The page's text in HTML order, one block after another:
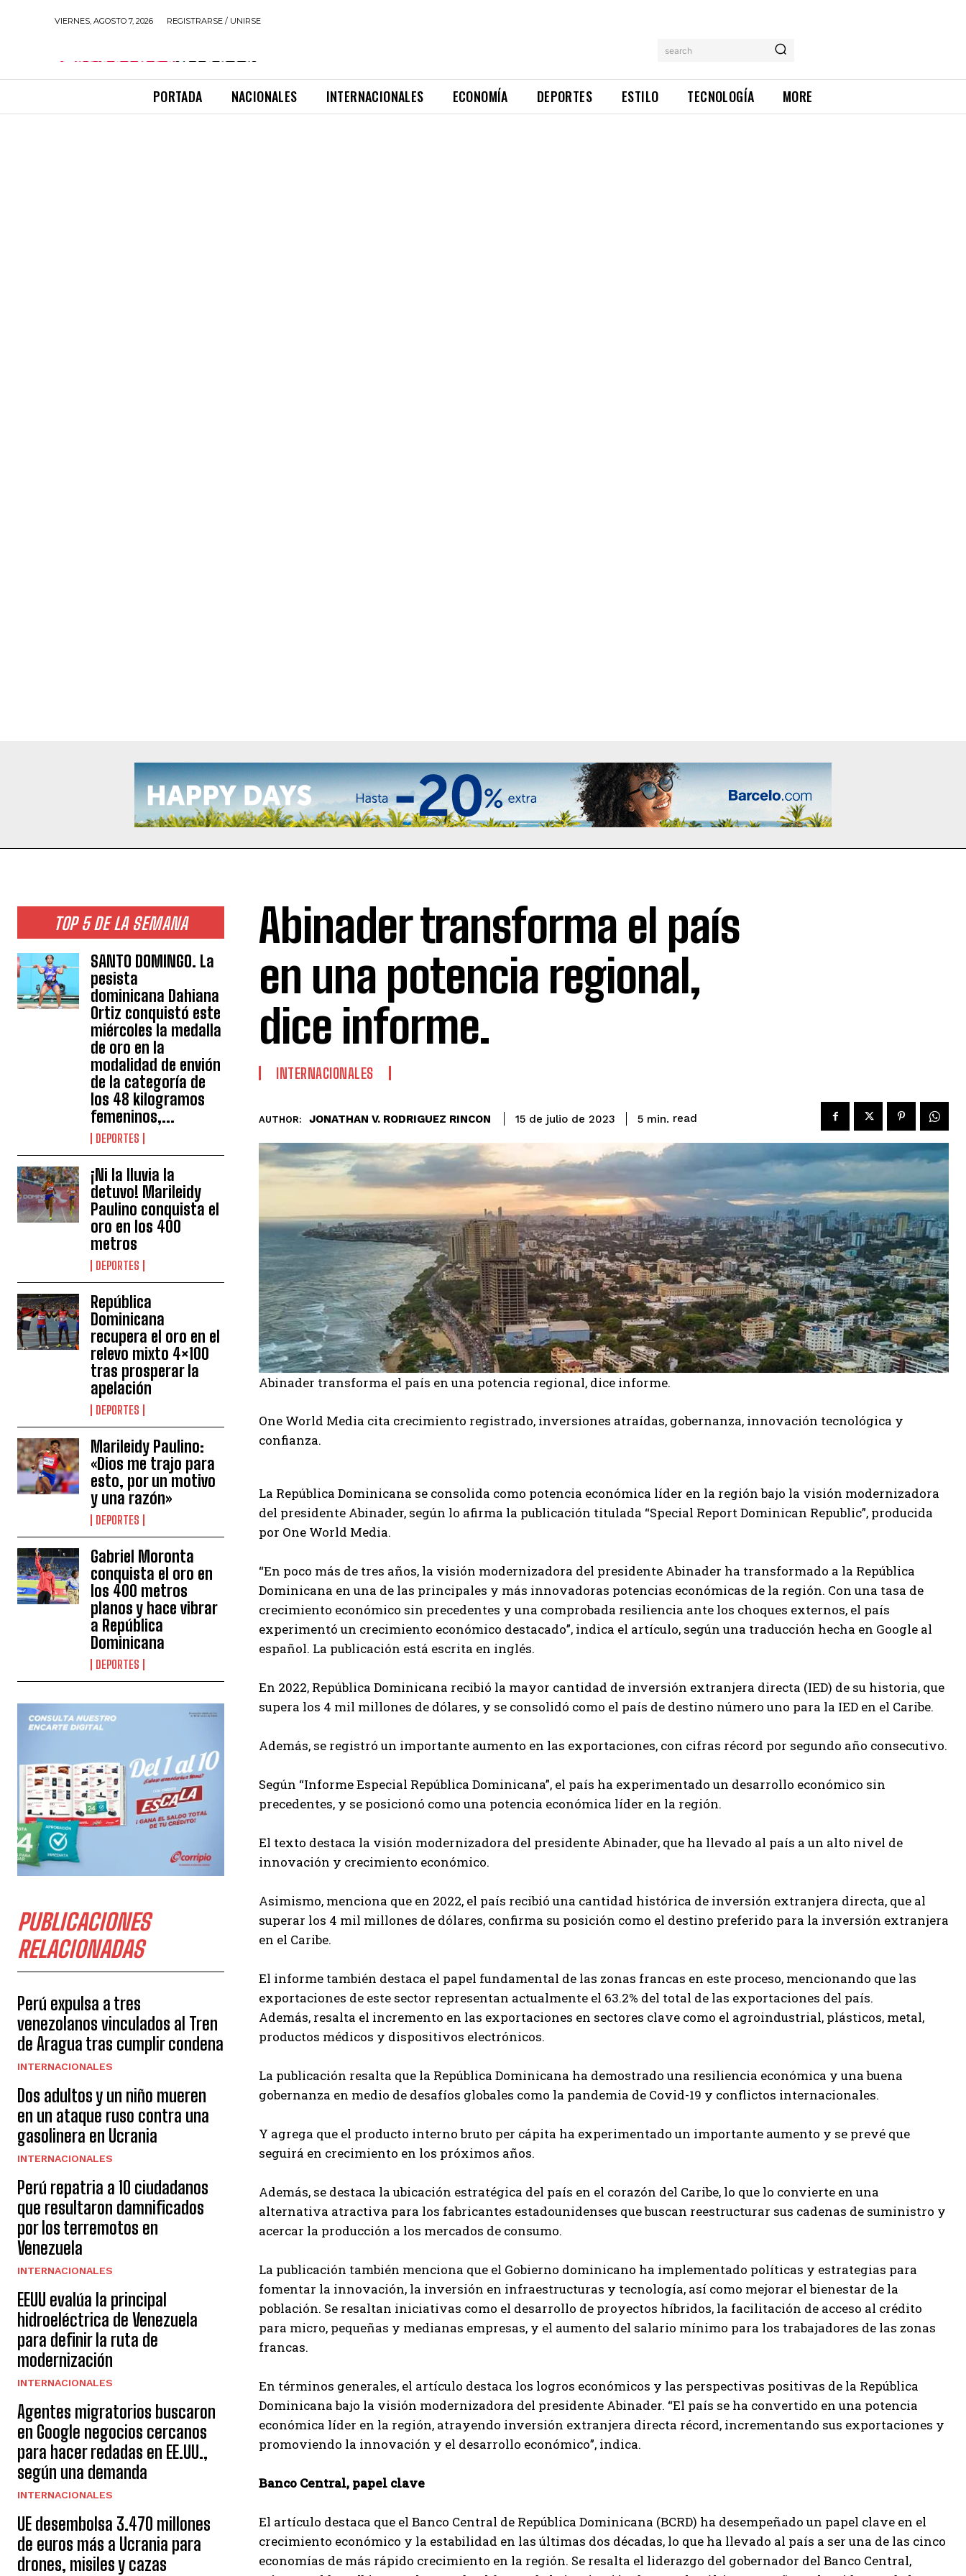
VIERNES, AGOSTO 7, 2026 REGISTRARSE / UNIRSE
search
PORTADA NACIONALES INTERNACIONALES ECONOMÍA DEPORTES ESTILO TECNOLOGÍA MORE
TOP 5 DE LA SEMANA
SANTO DOMINGO. La
pesista
dominicana Dahiana
Ortiz conquistó este
miércoles la medalla
de oro en la
modalidad de envión
de la categoría de
los 48 kilogramos
femeninos,...
DEPORTES
¡Ni la lluvia la
detuvo! Marileidy
Paulino conquista el
oro en los 400
metros
DEPORTES
República
Dominicana
recupera el oro en el
relevo mixto 4×100
tras prosperar la
apelación
DEPORTES
Marileidy Paulino:
«Dios me trajo para
esto, por un motivo
y una razón»
DEPORTES
Gabriel Moronta
conquista el oro en
los 400 metros
planos y hace vibrar
a República
Dominicana
DEPORTES
PUBLICACIONES
RELACIONADAS
Perú expulsa a tres
venezolanos vinculados al Tren
de Aragua tras cumplir condena
INTERNACIONALES
Dos adultos y un niño mueren
en un ataque ruso contra una
gasolinera en Ucrania
INTERNACIONALES
Perú repatria a 10 ciudadanos
que resultaron damnificados
por los terremotos en
Venezuela
INTERNACIONALES
EEUU evalúa la principal
hidroeléctrica de Venezuela
para definir la ruta de
modernización
INTERNACIONALES
Agentes migratorios buscaron
en Google negocios cercanos
para hacer redadas en EE.UU.,
según una demanda
INTERNACIONALES
UE desembolsa 3.470 millones
de euros más a Ucrania para
drones, misiles y cazas
Abinader transforma el país
en una potencia regional,
dice informe.
INTERNACIONALES
AUTHOR: JONATHAN V. RODRIGUEZ RINCON 15 de julio de 2023 5 min. read
Abinader transforma el país en una potencia regional, dice informe.
One World Media cita crecimiento registrado, inversiones atraídas, gobernanza, innovación tecnológica y
confianza.
La República Dominicana se consolida como potencia económica líder en la región bajo la visión modernizadora
del presidente Abinader, según lo afirma la publicación titulada “Special Report Dominican Republic”, producida
por One World Media.
“En poco más de tres años, la visión modernizadora del presidente Abinader ha transformado a la República
Dominicana en una de las principales y más innovadoras potencias económicas de la región. Con una tasa de
crecimiento económico sin precedentes y una comprobada resiliencia ante los choques externos, el país
experimentó un crecimiento económico destacado”, indica el artículo, según una traducción hecha en Google al
español. La publicación está escrita en inglés.
En 2022, República Dominicana recibió la mayor cantidad de inversión extranjera directa (IED) de su historia, que
supera los 4 mil millones de dólares, y se consolidó como el país de destino número uno para la IED en el Caribe.
Además, se registró un importante aumento en las exportaciones, con cifras récord por segundo año consecutivo.
Según “Informe Especial República Dominicana”, el país ha experimentado un desarrollo económico sin
precedentes, y se posicionó como una potencia económica líder en la región.
El texto destaca la visión modernizadora del presidente Abinader, que ha llevado al país a un alto nivel de
innovación y crecimiento económico.
Asimismo, menciona que en 2022, el país recibió una cantidad histórica de inversión extranjera directa, que al
superar los 4 mil millones de dólares, confirma su posición como el destino preferido para la inversión extranjera
en el Caribe.
El informe también destaca el papel fundamental de las zonas francas en este proceso, mencionando que las
exportaciones de este sector representan actualmente el 63.2% del total de las exportaciones del país.
Además, resalta el incremento en las exportaciones en sectores clave como el agroindustrial, plásticos, metal,
productos médicos y dispositivos electrónicos.
La publicación resalta que la República Dominicana ha demostrado una resiliencia económica y una buena
gobernanza en medio de desafíos globales como la pandemia de Covid-19 y conflictos internacionales.
Y agrega que el producto interno bruto per cápita ha experimentado un importante aumento y se prevé que
seguirá en crecimiento en los próximos años.
Además, se destaca la ubicación estratégica del país en el corazón del Caribe, lo que lo convierte en una
alternativa atractiva para los fabricantes estadounidenses que buscan reestructurar sus cadenas de suministro y
acercar la producción a los mercados de consumo.
La publicación también menciona que el Gobierno dominicano ha implementado políticas y estrategias para
fomentar la innovación, la inversión en infraestructuras y tecnología, así como mejorar el bienestar de la
población. Se resaltan iniciativas como el desarrollo de proyectos híbridos, la facilitación de acceso al crédito
para micro, pequeñas y medianas empresas, y el aumento del salario mínimo para los trabajadores de las zonas
francas.
En términos generales, el artículo destaca los logros económicos y las perspectivas positivas de la República
Dominicana bajo la visión modernizadora del presidente Abinader. “El país se ha convertido en una potencia
económica líder en la región, atrayendo inversión extranjera directa récord, incrementando sus exportaciones y
promoviendo la innovación y el desarrollo económico”, indica.
Banco Central, papel clave
El artículo destaca que el Banco Central de República Dominicana (BCRD) ha desempeñado un papel clave en el
crecimiento económico y la estabilidad en las últimas dos décadas, lo que ha llevado al país a ser una de las cinco
economías de más rápido crecimiento en la región. Se resalta el liderazgo del gobernador del Banco Central,